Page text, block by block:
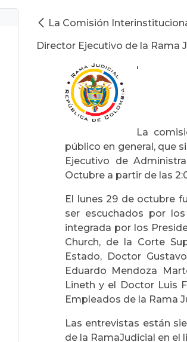
La Comisión
Director Ejecutivo de la Rama
'
La
público en general, que
Ejecutivo de
Octubre a partir de las
El lunes 29 de octubre
ser escuchados por
integrada por los
Church, de la Corte
Estado, Doctor
Eduardo Mendoza
Lineth y el Doctor Luis
Empleados de la Rama
Las entrevistas están
de la RamaJudicial en el